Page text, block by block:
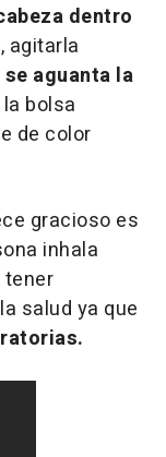
dentro
, agitarla
se aguanta la
bolsa
de color
gracioso es
inhala
tener
salud ya que